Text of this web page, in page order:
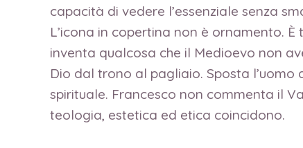
capacità di vedere l’essenziale senza
L’icona in copertina non è ornamento.
inventa qualcosa che il Medioevo non
Dio dal trono al pagliaio. Sposta
spirituale. Francesco non commenta il
teologia, estetica ed etica coincidono.